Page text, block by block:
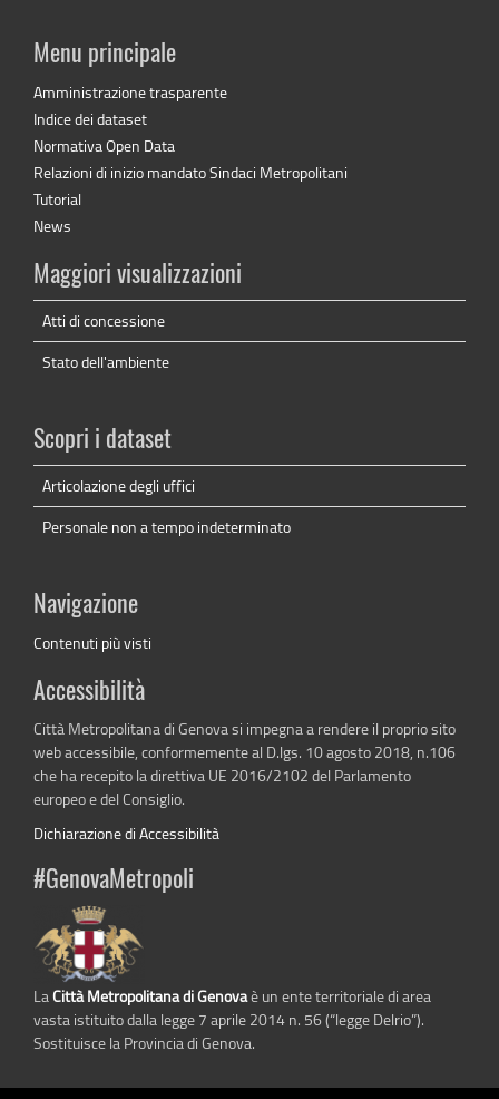
Menu principale
Amministrazione trasparente
Indice dei dataset
Normativa Open Data
Relazioni di inizio mandato Sindaci Metropolitani
Tutorial
News
Maggiori visualizzazioni
Atti di concessione
Stato dell'ambiente
Scopri i dataset
Articolazione degli uffici
Personale non a tempo indeterminato
Navigazione
Contenuti più visti
Accessibilità
Città Metropolitana di Genova si impegna a rendere il proprio sito
web accessibile, conformemente al D.lgs. 10 agosto 2018, n.106
che ha recepito la direttiva UE 2016/2102 del Parlamento
europeo e del Consiglio.
Dichiarazione di Accessibilità
#GenovaMetropoli
LaCittà Metropolitana di Genovaè un ente territoriale di area
vasta istituito dalla legge 7 aprile 2014 n. 56 (“legge Delrio”).
Sostituisce la Provincia di Genova.